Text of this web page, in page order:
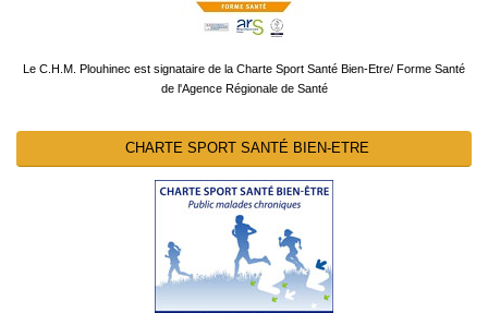
Le C.H.M. Plouhinec est signataire de la Charte Sport Santé Bien-Etre/ Forme Santé
de l'Agence Régionale de Santé
CHARTE SPORT SANTÉ BIEN-ETRE